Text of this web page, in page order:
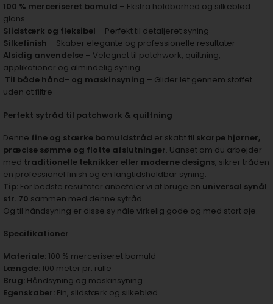
100 % merceriseret bomuld – Ekstra holdbarhed og silkeblød
glans
Slidstærk og fleksibel – Perfekt til detaljeret syning
Silkefinish – Skaber elegante og professionelle resultater
Alsidig anvendelse – Velegnet til patchwork, quiltning,
applikationer og almindelig syning
Til både hånd- og maskinsyning – Glider let gennem stoffet
uden at filtre
Perfekt sytråd til patchwork & quiltning
Denne fine og stærke bomuldstråd er skabt til skarpe hjørner,
præcise sømme og flotte afslutninger. Uanset om du arbejder
med traditionelle teknikker eller moderne designs, sikrer tråden
en professionel finish og en langtidsholdbar syning.
Tip: For bedste resultater anbefaler vi at bruge en universal synål
str. 70 sammen med denne sytråd.
Og til håndsyning er disse sy nåle virkelig gode og med stort øje.
Specifikationer
Materiale: 100 % merceriseret bomuld
Længde: 100 meter pr. rulle
Brug: Håndsyning og maskinsyning
Egenskaber: Fin, slidstærk og silkeblød